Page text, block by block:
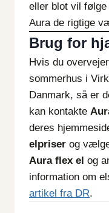
eller blot vil følge
Aura de rigtige
Brug for
Hvis du
sommerhus i
Danmark, så er
kan kontakte
deres
elpriser og
Aura flex el og
information om
artikel fra DR.